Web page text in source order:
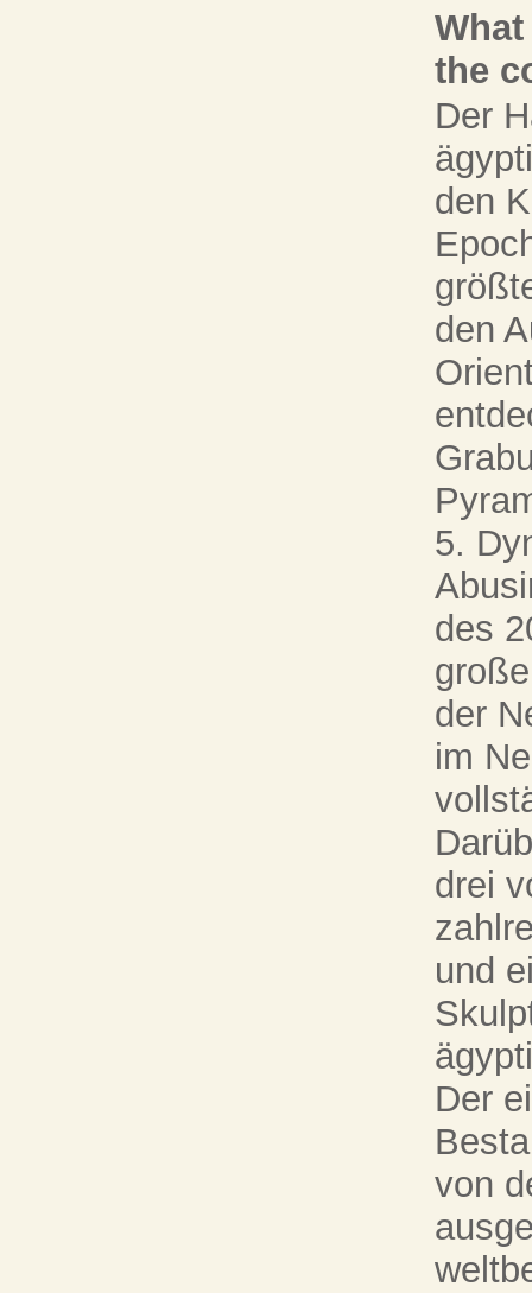
the
Der
den
den
5.
des
der
im
drei
und
Der
von